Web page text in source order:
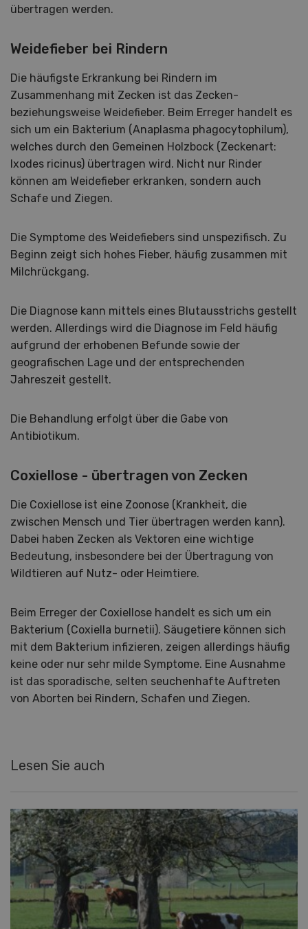
übertragen werden.
Weidefieber bei Rindern
Die häufigste Erkrankung bei Rindern im
Zusammenhang mit Zecken ist das Zecken-
beziehungsweise Weidefieber. Beim Erreger handelt es
sich um ein Bakterium (Anaplasma phagocytophilum),
welches durch den Gemeinen Holzbock (Zeckenart:
Ixodes ricinus) übertragen wird. Nicht nur Rinder
können am Weidefieber erkranken, sondern auch
Schafe und Ziegen.
Die Symptome des Weidefiebers sind unspezifisch. Zu
Beginn zeigt sich hohes Fieber, häufig zusammen mit
Milchrückgang.
Die Diagnose kann mittels eines Blutausstrichs gestellt
werden. Allerdings wird die Diagnose im Feld häufig
aufgrund der erhobenen Befunde sowie der
geografischen Lage und der entsprechenden
Jahreszeit gestellt.
Die Behandlung erfolgt über die Gabe von
Antibiotikum.
Coxiellose - übertragen von Zecken
Die Coxiellose ist eine Zoonose (Krankheit, die
zwischen Mensch und Tier übertragen werden kann).
Dabei haben Zecken als Vektoren eine wichtige
Bedeutung, insbesondere bei der Übertragung von
Wildtieren auf Nutz- oder Heimtiere.
Beim Erreger der Coxiellose handelt es sich um ein
Bakterium (Coxiella burnetii). Säugetiere können sich
mit dem Bakterium infizieren, zeigen allerdings häufig
keine oder nur sehr milde Symptome. Eine Ausnahme
ist das sporadische, selten seuchenhafte Auftreten
von Aborten bei Rindern, Schafen und Ziegen.
Lesen Sie auch